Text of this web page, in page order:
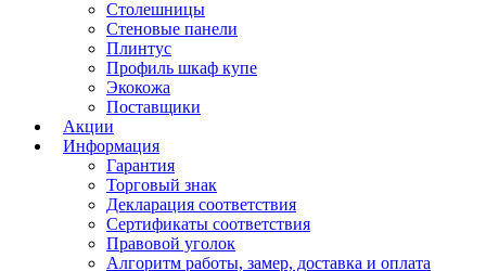
Столешницы
Стеновые панели
Плинтус
Профиль шкаф купе
Экокожа
Поставщики
Акции
Информация
Гарантия
Торговый знак
Декларация соответствия
Сертификаты соответствия
Правовой уголок
Алгоритм работы, замер, доставка и оплата